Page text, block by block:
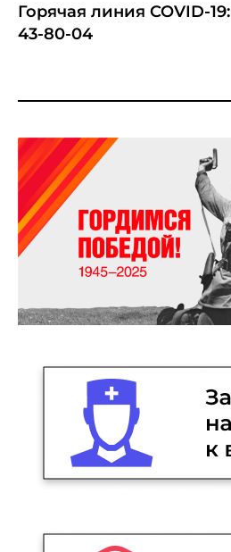
Горячая линия COVID-19:
43-80-04